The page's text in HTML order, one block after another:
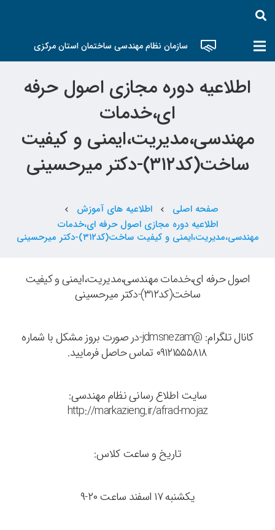
سازمان نظام مهندسی ساختمان استان مرکزی
اطلاعیه دوره مجازی اصول حرفه
ای،خدمات
مهندسی،مدیریت،ایمنی و کیفیت
ساخت(کد۳۱۲)-دکتر میرحسینی
صفحه اصلی chevron_left اطلاعیه های آموزش chevron_left
اطلاعیه دوره مجازی اصول حرفه ای،خدمات
مهندسی،مدیریت،ایمنی و کیفیت ساخت(کد۳۱۲)-دکتر میرحسینی
اصول حرفه ای،خدمات مهندسی،مدیریت،ایمنی و کیفیت
ساخت(کد۳۱۲)-دکتر میرحسینی
کانال تلگرام: @jdmsnezam-در صورت بروز مشکل با شماره
۰۹۱۲۱۵۵۵۸۱۸ تماس حاصل فرمایید.
سایت اطلاع رسانی نظام مهندسی:
http://markazieng.ir/afrad-mojaz
تاریخ و ساعت کلاس:
یکشنبه ۱۷ اسفند ساعت ۲۰-۹